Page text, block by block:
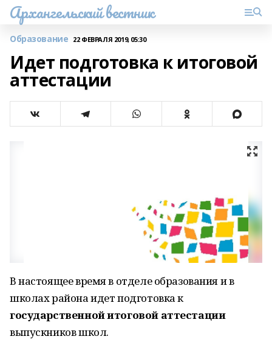
Архангельский вестник
Образование 22 ФЕВРАЛЯ 2019, 05:30
Идет подготовка к итоговой
аттестации
В настоящее время в отделе образования и в
школах района идет подготовка к
государственной итоговой аттестации
выпускников школ.